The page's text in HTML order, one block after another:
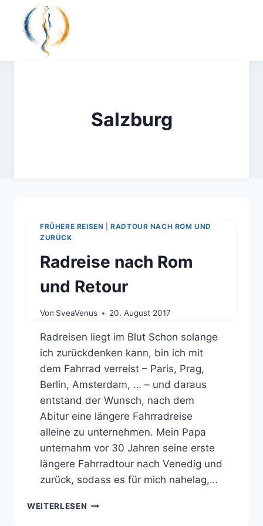
Inhalt
springen
Salzburg
FRÜHERE REISEN |RADTOUR NACH ROM UND
ZURÜCK
Radreise nach Rom
und Retour
Von SveaVenus 20. August 2017
Radreisen liegt im Blut Schon solange
ich zurückdenken kann, bin ich mit
dem Fahrrad verreist – Paris, Prag,
Berlin, Amsterdam, … – und daraus
entstand der Wunsch, nach dem
Abitur eine längere Fahrradreise
alleine zu unternehmen. Mein Papa
unternahm vor 30 Jahren seine erste
längere Fahrradtour nach Venedig und
zurück, sodass es für mich nahelag,…
WEITERLESEN RADREISE